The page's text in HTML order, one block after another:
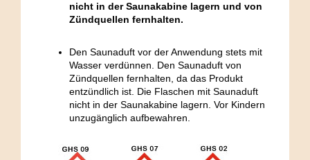
nicht in der Saunakabine lagern und von
Zündquellen fernhalten.
Den Saunaduft vor der Anwendung stets mit
Wasser verdünnen. Den Saunaduft von
Zündquellen fernhalten, da das Produkt
entzündlich ist. Die Flaschen mit Saunaduft
nicht in der Saunakabine lagern. Vor Kindern
unzugänglich aufbewahren.